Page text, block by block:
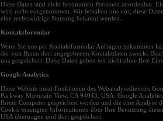
Diese Daten sind nicht bestimmten Personen zuordenbar.
wird nicht vorgenommen. Wir behalten uns vor, diese
eine rechtswidrige Nutzung bekannt werden.
Kontaktformular​
Wenn Sie uns per Kontaktformular Anfragen zukommen
der von Ihnen dort angegebenen Kontaktdaten zwecks
uns gespeichert. Diese Daten geben wir nicht ohne Ihre
Google Analytics
Diese Website nutzt Funktionen des Webanalysedienstes
Parkway Mountain View, CA 94043, USA. Google
Ihrem Computer gespeichert werden und die eine Analyse
Cookie erzeugten Informationen über Ihre Benutzung
USA übertragen und dort gespeichert.